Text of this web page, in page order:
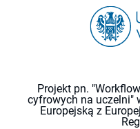
Projekt pn.
cyfrowych na uczelni"
Europejską z